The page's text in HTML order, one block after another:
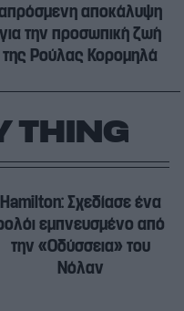
αποκάλυψη
για την προσωπική ζωή
της Ρούλας Κορομηλά
THING
Hamilton: Σχεδίασε ένα
εμπνευσμένο από
την «Οδύσσεια» του
Νόλαν